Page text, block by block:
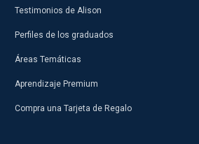
Testimonios de Alison
Perfiles de los graduados
Áreas Temáticas
Aprendizaje Premium
Compra una Tarjeta de Regalo